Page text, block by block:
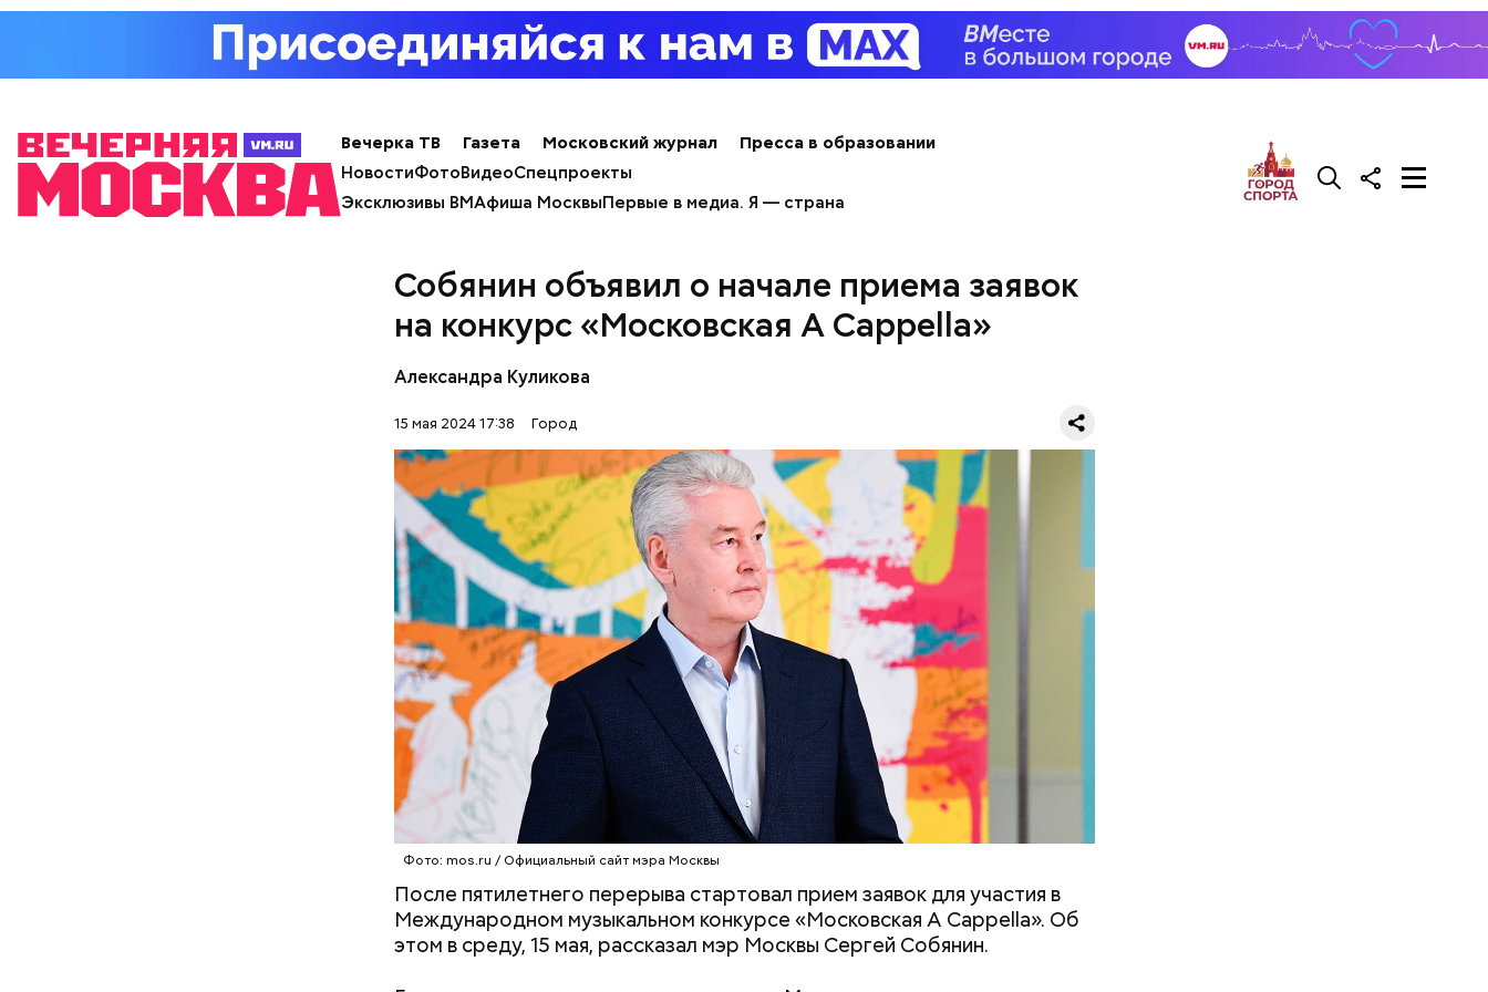
Вечерка ТВ Газета Московский журнал
Пресса в образовании
НовостиФотоВидеоСпецпроекты
Эксклюзивы ВМАфиша МосквыПервые в медиа. Я — страна
Собянин объявил о начале приема заявок
на конкурс «Московская A Cappella»
Александра Куликова
15 мая 2024 17:38 Город
Фото: mos.ru / Официальный сайт мэра Москвы
После пятилетнего перерыва стартовал прием заявок для участия в
Международном музыкальном конкурсе «Московская A Cappella». Об
этом в среду, 15 мая, рассказал мэр Москвы Сергей Собянин.
Строительство образовательного комплекса на 1050 учеников
стартовало в Молжаниновском районе.Новая школарасположится на
2-й улице Новоселки в составе жилого комплекса, там появится около
100 рабочих мест. Завершение строительно-монтажных работ
запланировано на 2028 год.
Строительство метро